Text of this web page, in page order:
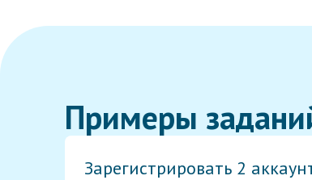
Примеры
Зарегистрировать 2